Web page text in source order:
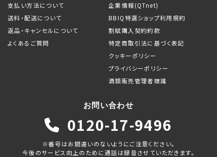
支払い方法について
送料・配送について
返品・キャンセルについて
よくあるご質問
企業情報(QTnet)
BBIQ特選ショップ利用規約
割賦購入契約約款
特定商取引法に基づく表記
クッキーポリシー
プライバシーポリシー
酒類販売管理者標識
お問い合わせ
0120-17-9496
※番号はお間違いのないようにご注意ください。
今後のサービス向上のために通話は録音させていただきます。